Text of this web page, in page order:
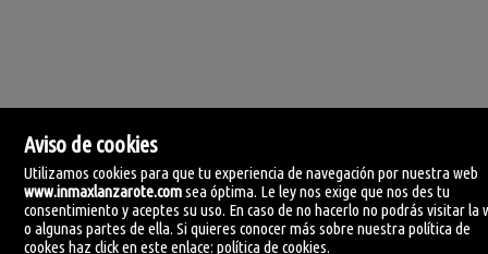
Aviso de cookies
Utilizamos cookies para que tu experiencia de navegación por nuestra web
www.inmaxlanzarote.comsea óptima. Le ley nos exige que nos des tu
consentimiento y aceptes su uso. En caso de no hacerlo no podrás visitar la
o algunas partes de ella. Si quieres conocer más sobre nuestra política de
cookes haz click en este enlace:política de cookies.